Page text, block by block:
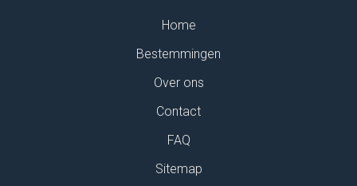
Home
Bestemmingen
Over ons
Contact
FAQ
Sitemap